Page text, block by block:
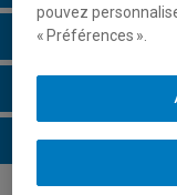
Horaire - Été 2026
Horaire - Automne
Horaire - Hiver
pouvez
« Préférences ».